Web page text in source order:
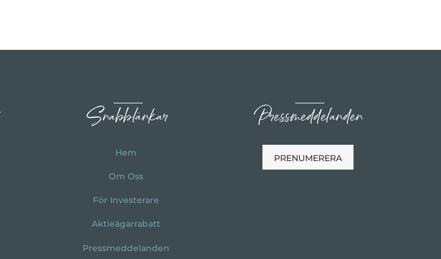
Snabblänkar
Hem
Om Oss
För Investerare
Aktieägarrabatt
Pressmeddelanden
Pressmeddelanden
PRENUMERERA